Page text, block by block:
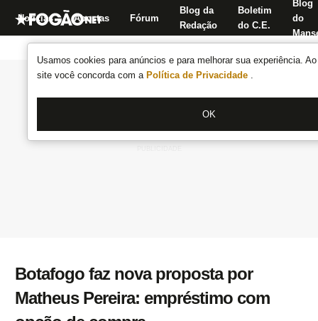
Usamos cookies para anúncios e para melhorar sua experiência.
site você concorda com a Política de Privacidade .
OK
Notícias Apostas Fórum
Blog da
Redação
Boletim
do C.E.
Blog
do
Botafogo faz nova proposta por
Matheus Pereira: empréstimo com